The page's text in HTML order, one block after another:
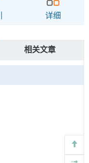
详细
相关文章